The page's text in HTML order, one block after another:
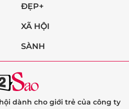
ĐẸP+
XÃ HỘI
SÀNH
dành cho giới trẻ của công ty